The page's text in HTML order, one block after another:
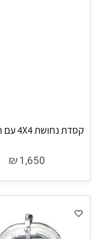
קסדת נחושת 4X4 עם חלון צפיה
₪1,650